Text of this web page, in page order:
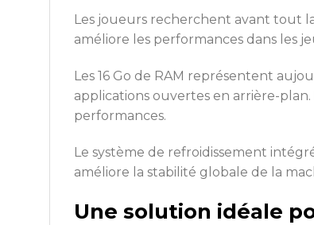
Les joueurs recherchent avant tout
améliore les performances dans les
Les 16 Go de RAM représentent
applications ouvertes en arrière-
performances.
Le système de refroidissement
améliore la stabilité globale de la
Une solution idéale